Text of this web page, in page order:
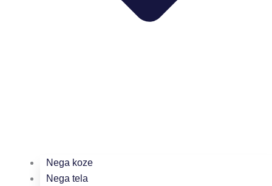
Nega koze
Nega tela